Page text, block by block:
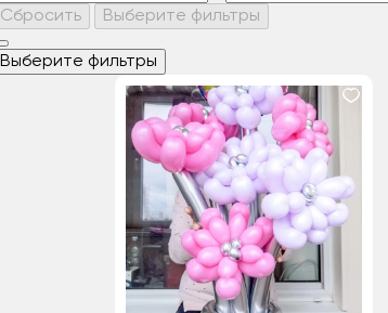
Сбросить
Выберите фильтры
Выберите фильтры